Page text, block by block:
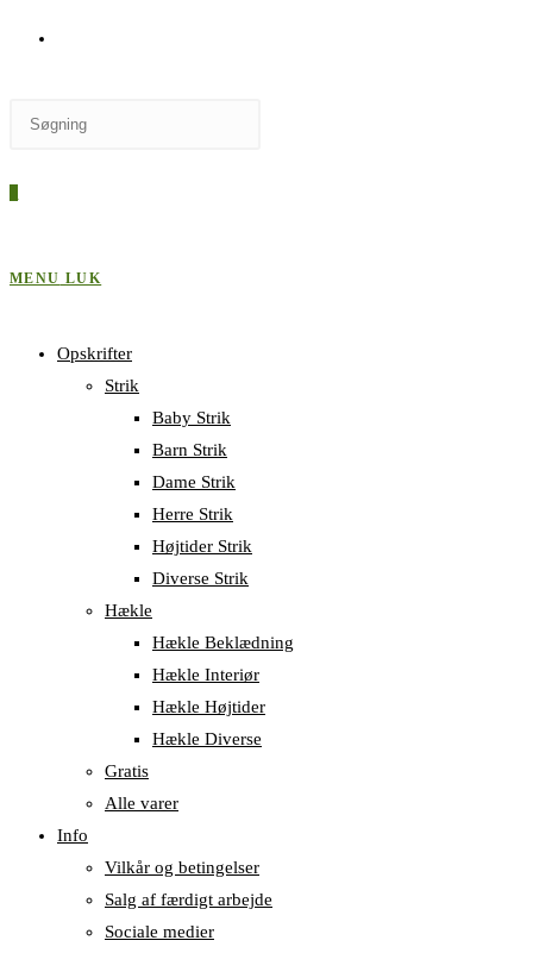
TIL
MENU LUK
Opskrifter
Strik
Baby Strik
Barn Strik
Dame Strik
Herre Strik
Højtider Strik
Diverse Strik
Hækle
Hækle Beklædning
Hækle Interiør
Hækle Højtider
Hækle Diverse
Gratis
Alle varer
Info
Vilkår og betingelser
Salg af færdigt arbejde
Sociale medier